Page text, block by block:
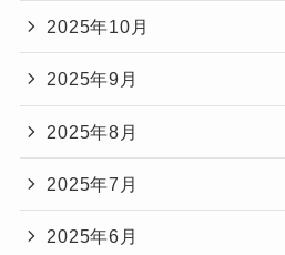
2025年10月
2025年9月
2025年8月
2025年7月
2025年6月